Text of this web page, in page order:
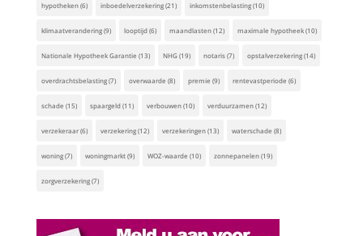
hypotheken(6) inboedelverzekering(21) inkomstenbelasting(10)
klimaatverandering(9) looptijd(6) maandlasten(12) maximale hypotheek(10)
Nationale Hypotheek Garantie (13) NHG(19) notaris(7) opstalverzekering(14)
overdrachtsbelasting(7) overwaarde (8) premie (9) rentevastperiode (6)
schade (15) spaargeld(11) verbouwen(10) verduurzamen(12)
verzekeraar(6) verzekering(12) verzekeringen(13) waterschade (8)
woning(7) woningmarkt(9) WOZ-waarde (10) zonnepanelen(19)
zorgverzekering(7)